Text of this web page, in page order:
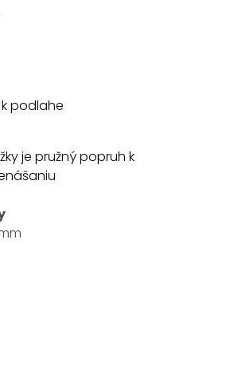
podlahe
je pružný popruh k